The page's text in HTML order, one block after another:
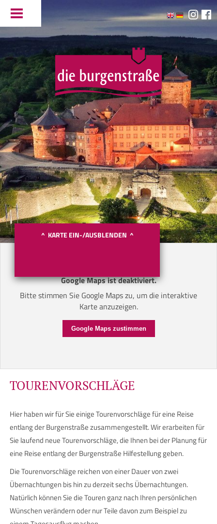
^ KARTE EIN-/AUSBLENDEN ^
Google Maps ist deaktiviert.
Bitte stimmen Sie Google Maps zu, um die interaktive
Karte anzuzeigen.
Google Maps zustimmen
TOURENVORSCHLÄGE
Hier haben wir für Sie einige Tourenvorschläge für eine Reise
entlang der Burgenstraße zusammengestellt. Wir erarbeiten für
Sie laufend neue Tourenvorschläge, die Ihnen bei der Planung für
eine Reise entlang der Burgenstraße Hilfestellung geben.
Die Tourenvorschläge reichen von einer Dauer von zwei
Übernachtungen bis hin zu derzeit sechs Übernachtungen.
Natürlich können Sie die Touren ganz nach Ihren persönlichen
Wünschen verändern oder nur Teile davon zum Beispiel zu